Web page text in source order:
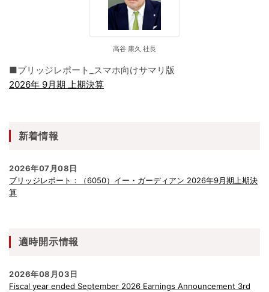
高谷 康久 社長
■ブリッジレポート_スマホ向けサマリ版
2026年 9月期 上期決算
新着情報
2026年07月08日
ブリッジレポート：（6050）イー・ガーディアン 2026年9月期上期決
算
適時開示情報
2026年08月03日
Fiscal year ended September 2026 Earnings Announcement 3rd